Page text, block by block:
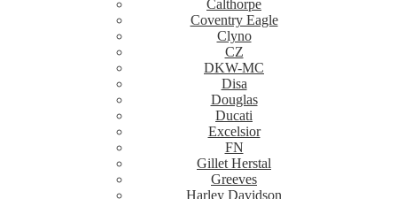
Calthorpe
Coventry Eagle
Clyno
CZ
DKW-MC
Disa
Douglas
Ducati
Excelsior
FN
Gillet Herstal
Greeves
Harley Davidson